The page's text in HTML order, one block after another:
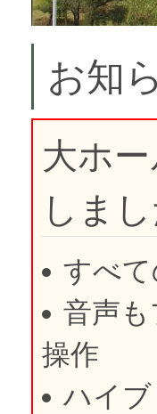
お知
大ホ
しまし
すべ
音声
操作
ハイ